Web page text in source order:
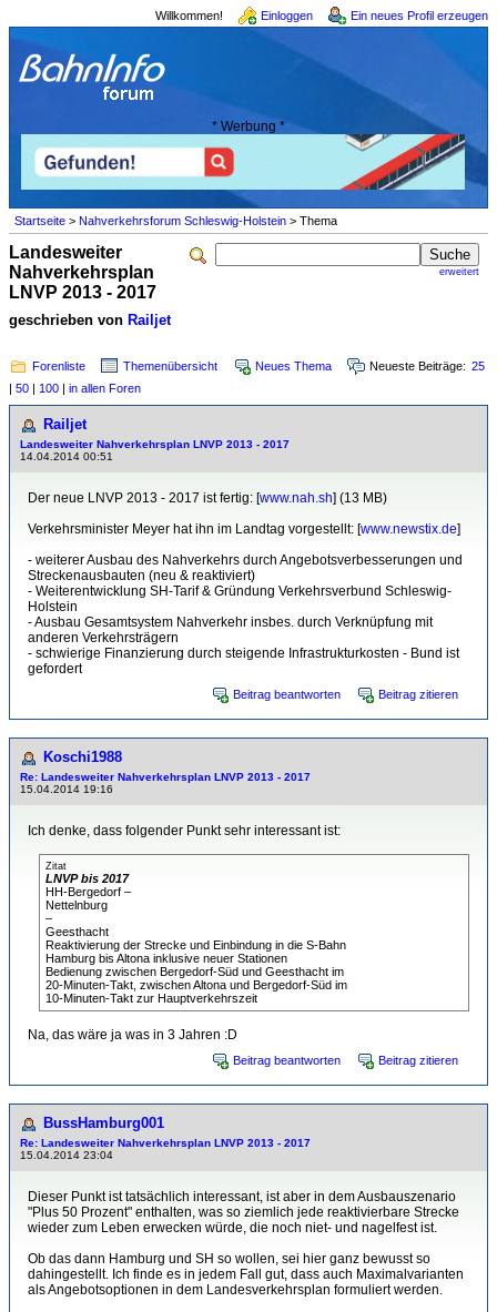
Willkommen! Einloggen Ein neues Profil erzeugen
* Werbung *
Startseite > Nahverkehrsforum Schleswig-Holstein > Thema
erweitert
Landesweiter
Nahverkehrsplan
LNVP 2013 - 2017
geschrieben von Railjet
Forenliste Themenübersicht Neues Thema Neueste Beiträge: 25
| 50 | 100 | in allen Foren
Railjet
Landesweiter Nahverkehrsplan LNVP 2013 - 2017
14.04.2014 00:51
Der neue LNVP 2013 - 2017 ist fertig: [www.nah.sh] (13 MB)
Verkehrsminister Meyer hat ihn im Landtag vorgestellt: [www.newstix.de]
- weiterer Ausbau des Nahverkehrs durch Angebotsverbesserungen und
Streckenausbauten (neu & reaktiviert)
- Weiterentwicklung SH-Tarif & Gründung Verkehrsverbund Schleswig-
Holstein
- Ausbau Gesamtsystem Nahverkehr insbes. durch Verknüpfung mit
anderen Verkehrsträgern
- schwierige Finanzierung durch steigende Infrastrukturkosten - Bund ist
gefordert
Beitrag beantworten Beitrag zitieren
Koschi1988
Re: Landesweiter Nahverkehrsplan LNVP 2013 - 2017
15.04.2014 19:16
Ich denke, dass folgender Punkt sehr interessant ist:
Zitat
LNVP bis 2017
HH-Bergedorf –
Nettelnburg
–
Geesthacht
Reaktivierung der Strecke und Einbindung in die S-Bahn
Hamburg bis Altona inklusive neuer Stationen
Bedienung zwischen Bergedorf-Süd und Geesthacht im
20-Minuten-Takt, zwischen Altona und Bergedorf-Süd im
10-Minuten-Takt zur Hauptverkehrszeit
Na, das wäre ja was in 3 Jahren :D
Beitrag beantworten Beitrag zitieren
BussHamburg001
Re: Landesweiter Nahverkehrsplan LNVP 2013 - 2017
15.04.2014 23:04
Dieser Punkt ist tatsächlich interessant, ist aber in dem Ausbauszenario
"Plus 50 Prozent" enthalten, was so ziemlich jede reaktivierbare Strecke
wieder zum Leben erwecken würde, die noch niet- und nagelfest ist.
Ob das dann Hamburg und SH so wollen, sei hier ganz bewusst so
dahingestellt. Ich finde es in jedem Fall gut, dass auch Maximalvarianten
als Angebotsoptionen in dem Landesverkehrsplan formuliert werden.